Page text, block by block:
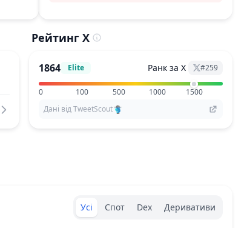
Рейтинг X
1864 Elite Ранк за X #259
0 100 500 1000
1500
Дані від TweetScout
Exchanges type
Усі Спот Dex Деривативи